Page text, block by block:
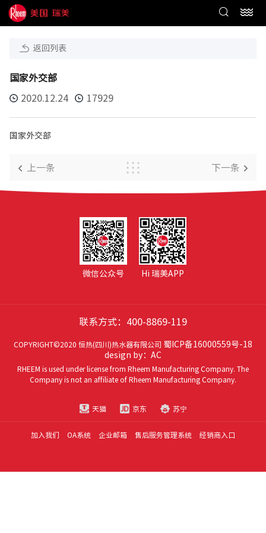
返回列表
国家外交部
2020.12.24 17929
国家外交部
上一条 下一条
微信公众号 Hi 瑞美APP
联系方式：400-8869-119
COPYRIGHT©2020 恒热(四川)热水器有限公司 蜀ICP备16000559号-18
design by：AC
RHEEM is used under license from Rheem Manufacturing Company. The
Company is not an affiliate of Rheem Manufacturing Company.
天猫 京东 苏宁
加入我们 OA系统 企业邮箱 售后服务管理系统 经销商入口